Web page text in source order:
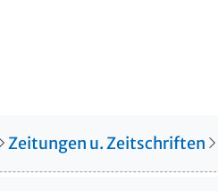
Zeitungen u. Zeitschriften